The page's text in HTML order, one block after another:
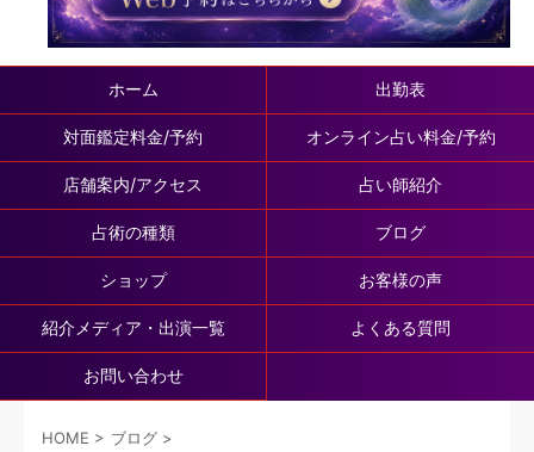
ホーム 出勤表
対面鑑定料金/予約 オンライン占い料金/予約
店舗案内/アクセス 占い師紹介
占術の種類 ブログ
ショップ お客様の声
紹介メディア・出演一覧 よくある質問
お問い合わせ
HOME > ブログ >